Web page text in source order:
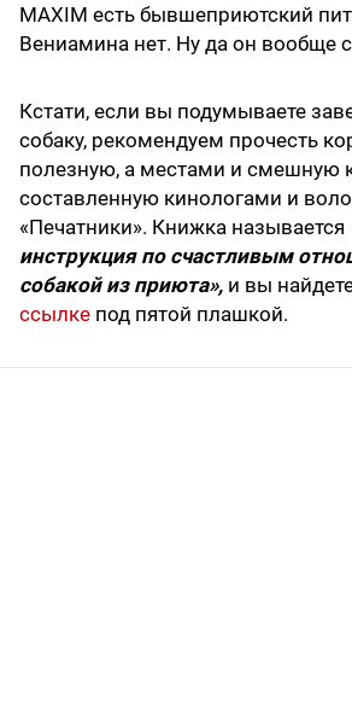
MAXIM есть бывшеприютский
Вениамина нет. Ну да он вообще
Кстати, если вы подумываете
собаку, рекомендуем прочесть
полезную, а местами и смешную
составленную кинологами и
«Печатники». Книжка называется
инструкция по счастливым
собакой из приюта», и вы
ссылке под пятой плашкой.